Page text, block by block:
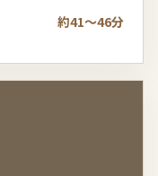
約41～46分